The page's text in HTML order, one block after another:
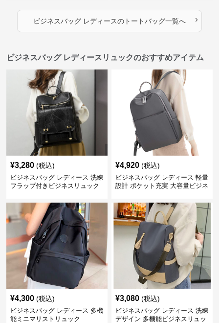
ビジネスバッグ レディースのトートバッグ一覧へ ›
ビジネスバッグ レディースリュックのおすすめアイテム
¥3,280 (税込)
ビジネスバッグ レディース 洗練
フラップ付きビジネスリュック
¥4,920 (税込)
ビジネスバッグ レディース 軽量
設計 ポケット充実 大容量ビジネ
¥4,300 (税込)
ビジネスバッグ レディース 多機
能ミニマリストリュック
¥3,080 (税込)
ビジネスバッグ レディース 洗練
デザイン 多機能ビジネスリュッ